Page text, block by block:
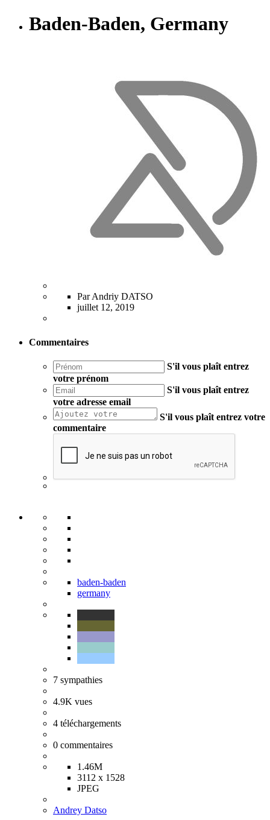
Baden-Baden, Germany
Par Andriy DATSO
juillet 12, 2019
Commentaires
S'il vous plaît entrez
votre prénom
S'il vous plaît entrez
votre adresse email
S'il vous plaît entrez votre
commentaire
baden-baden
germany
7 sympathies
4.9K vues
4 téléchargements
0 commentaires
1.46M
3112 x 1528
JPEG
Andrey Datso